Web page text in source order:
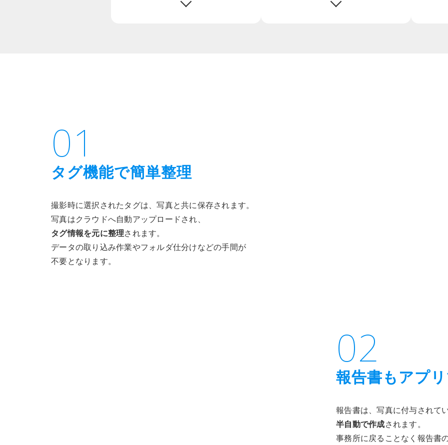
01
タグ機能で簡単整理
撮影時に選択されたタグは、写真と共に保存されます。
写真はクラウドへ自動アップロードされ、
タグ情報を元に整理されます。
データの取り込み作業やフォルダ仕分けなどの手間が
不要となります。
02
報告書もアプ
報告書は、写真に付与されて
半自動で作成されます。
事務所に戻ることなく報告書